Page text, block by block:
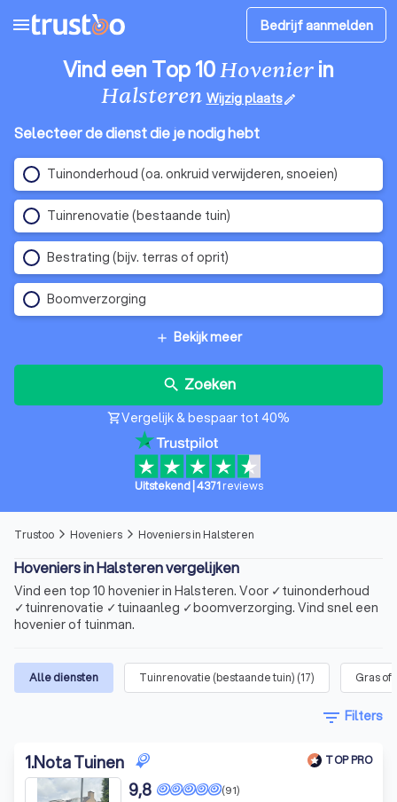
menu Bedrijf aanmelden
Vind een Top 10Hovenierin
Halsteren Wijzig plaatsedit
Selecteer de dienst die je nodig hebt
Tuinonderhoud (oa. onkruid verwijderen, snoeien)
Tuinrenovatie (bestaande tuin)
Bestrating (bijv. terras of oprit)
Boomverzorging
add Bekijk meer
search Zoeken
shopping_cartVergelijk & bespaar tot 40%
Uitstekend| 4371 reviews
Trustoo arrow_forward_ios Hoveniers arrow_forward_ios Hoveniers in Halsteren
Hoveniers in Halsteren vergelijken
Vind een top 10 hovenier in Halsteren. Voor ✓tuinonderhoud
✓tuinrenovatie ✓tuinaanleg ✓boomverzorging. Vind snel een
hovenier of tuinman.
Alle diensten Tuinrenovatie (bestaande tuin) (17) Gras of
filter_list Filters
1.Nota Tuinen TOP PRO
(91)
9,8